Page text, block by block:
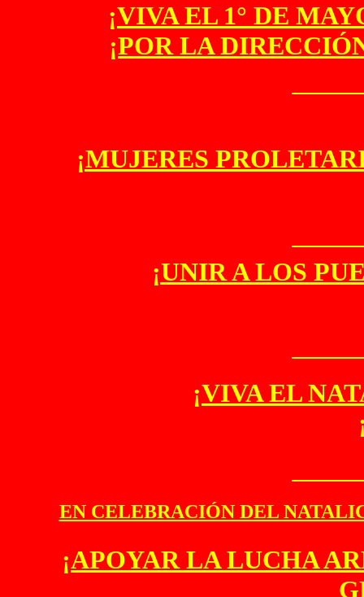
¡VIVA EL 1° DE
¡POR LA
¡MUJERES
¡UNIR A LOS
¡VIVA EL
EN CELEBRACIÓN DEL
¡APOYAR LA LUCHA